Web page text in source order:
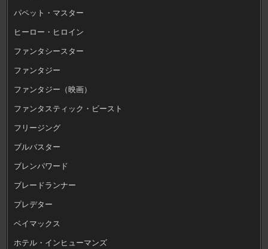
パペット・マスター
ヒーロー・ヒロイン
ファンタシースター
ファンタジー
ファンタジー（映画）
ファンタスティック・ビースト
フリージング
ブルバスター
ブレンパワード
ブレードランナー
プレデター
ベイマックス
ホテル・インヒューマンズ